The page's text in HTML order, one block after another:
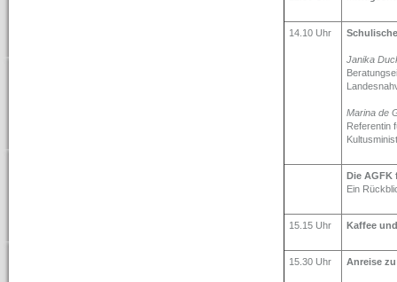
14.10 Uhr
Janika
Marina de
Referentin
Die AGFK
Ein
15.15 Uhr Kaffee
15.30 Uhr Anreise